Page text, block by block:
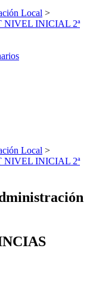
Local >
NIVEL INICIAL 2ª
Local >
NIVEL INICIAL 2ª